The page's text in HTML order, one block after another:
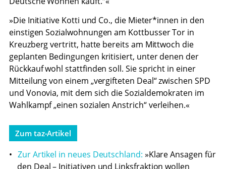
»Die Initiative Kotti und Co., die Mie­te­r*in­nen in den
einstigen Sozialwohnungen am Kottbusser Tor in
Kreuzberg vertritt, hatte bereits am Mittwoch die
geplanten Bedingungen kritisiert, unter denen der
Rückkauf wohl stattfinden soll. Sie spricht in einer
Mitteilung von einem „vergifteten Deal“ zwischen SPD
und Vonovia, mit dem sich die Sozialdemokraten im
Wahlkampf „einen sozialen Anstrich“ verleihen.«
Zum taz-Artikel
Zur Artikel in neues Deutschland: »Klare Ansagen für
den Deal – Initiativen und Linksfraktion wollen